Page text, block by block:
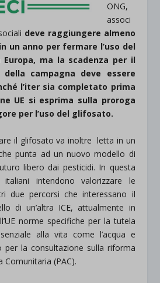
ONG,
associ
deve raggiungere almeno
un anno per fermare l’uso del
ma la scadenza per il
della campagna deve essere
l’iter sia completato prima
UE si esprima sulla proroga
per l’uso del glifosato.
il glifosato va inoltre letta in un
punta ad un nuovo modello di
libero dai pesticidi. In questa
intendono valorizzare le
due percorsi che interessano il
di un’altra ICE, attualmente in
norme specifiche per la tutela
alla vita come l’acqua e
per la consultazione sulla riforma
Comunitaria (PAC).